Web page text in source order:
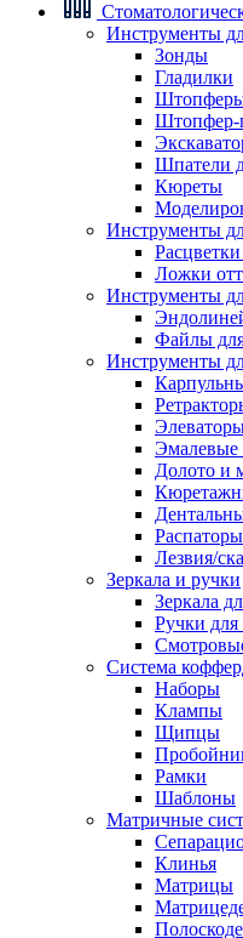
Инструменты
Зонды
Гладилки
Штопфер-
Шпатели
Кюреты
Инструменты
Расцветки
Ложки
Инструменты
Файлы
Инструменты
Долото и
Распаторы
Лезвия/
Зеркала и ручки
Зеркала
Ручки для
Система
Наборы
Клампы
Щипцы
Рамки
Шаблоны
Матричные
Клинья
Матрицы